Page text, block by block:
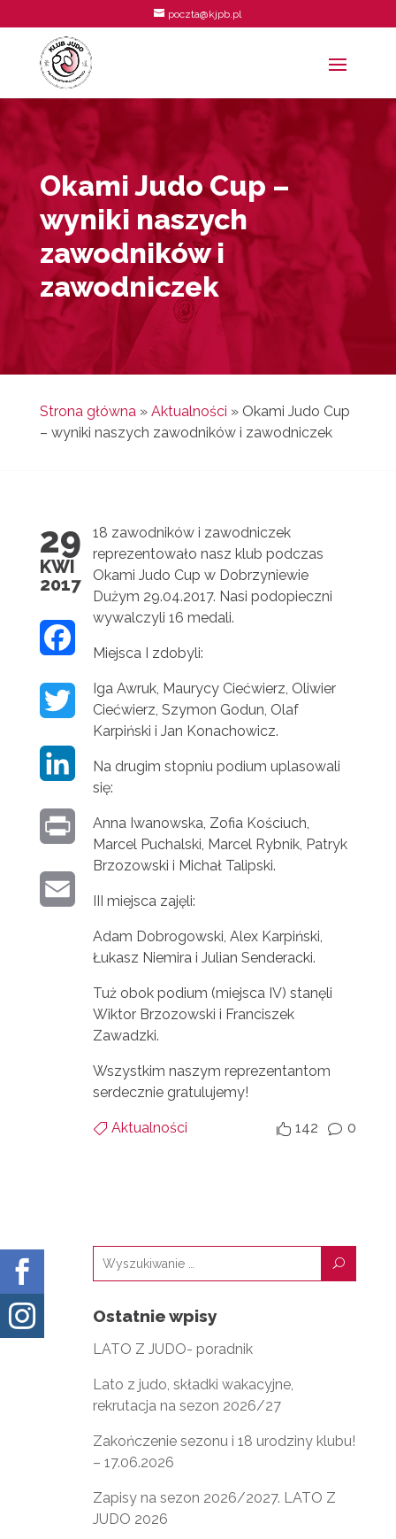
poczta@kjpb.pl


Okami Judo Cup –
wyniki naszych
zawodników i
zawodniczek
Strona główna» Aktualności » Okami Judo Cup
– wyniki naszych zawodników i zawodniczek
29
KWI
2017
B
O
T
E
E
18 zawodników i zawodniczek
reprezentowało nasz klub podczas
Okami Judo Cup w Dobrzyniewie
Dużym 29.04.2017. Nasi podopieczni
wywalczyli 16 medali.
Miejsca I zdobyli:
Iga Awruk, Maurycy Ciećwierz, Oliwier
Ciećwierz, Szymon Godun, Olaf
Karpiński i Jan Konachowicz.
Na drugim stopniu podium uplasowali
się:
Anna Iwanowska, Zofia Kościuch,
Marcel Puchalski, Marcel Rybnik, Patryk
Brzozowski i Michał Talipski.
III miejsca zajęli:
Adam Dobrogowski, Alex Karpiński,
Łukasz Niemira i Julian Senderacki.
Tuż obok podium (miejsca IV) stanęli
Wiktor Brzozowski i Franciszek
Zawadzki.
Wszystkim naszym reprezentantom
serdecznie gratulujemy!
 Aktualności  142 v 0
U
Ostatnie wpisy
LATO Z JUDO- poradnik
Lato z judo, składki wakacyjne,
rekrutacja na sezon 2026/27
Zakończenie sezonu i 18 urodziny klubu!
– 17.06.2026
Zapisy na sezon 2026/2027. LATO Z
JUDO 2026